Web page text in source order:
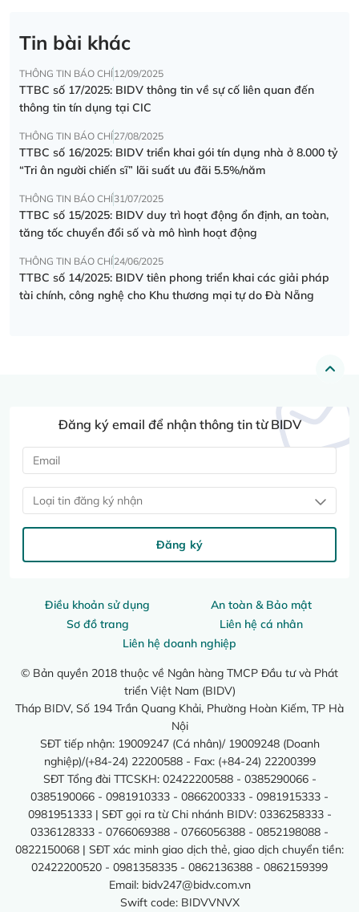
Tin bài khác
THÔNG TIN BÁO CHÍ12/09/2025
TTBC số 17/2025: BIDV thông tin về sự cố liên quan đến
thông tin tín dụng tại CIC
THÔNG TIN BÁO CHÍ27/08/2025
TTBC số 16/2025: BIDV triển khai gói tín dụng nhà ở 8.000 tỷ
“Tri ân người chiến sĩ” lãi suất ưu đãi 5.5%/năm
THÔNG TIN BÁO CHÍ31/07/2025
TTBC số 15/2025: BIDV duy trì hoạt động ổn định, an toàn,
tăng tốc chuyển đổi số và mô hình hoạt động
THÔNG TIN BÁO CHÍ24/06/2025
TTBC số 14/2025: BIDV tiên phong triển khai các giải pháp
tài chính, công nghệ cho Khu thương mại tự do Đà Nẵng
Điều khoản sử dụng
An toàn & Bảo mật
Sơ đồ trang
Liên hệ cá nhân
Liên hệ doanh nghiệp
© Bản quyền 2018 thuộc về Ngân hàng TMCP Đầu tư và Phát
triển Việt Nam (BIDV)
Tháp BIDV, Số 194 Trần Quang Khải, Phường Hoàn Kiếm, TP Hà
Nội
SĐT tiếp nhận: 19009247 (Cá nhân)/ 19009248 (Doanh
nghiệp)/(+84-24) 22200588 - Fax: (+84-24) 22200399
SĐT Tổng đài TTCSKH: 02422200588 - 0385290066 -
0385190066 - 0981910333 - 0866200333 - 0981915333 -
0981951333 | SĐT gọi ra từ Chi nhánh BIDV: 0336258333 -
0336128333 - 0766069388 - 0766056388 - 0852198088 -
0822150068 | SĐT xác minh giao dịch thẻ, giao dịch chuyển tiền:
02422200520 - 0981358335 - 0862136388 - 0862159399
Email: bidv247@bidv.com.vn
Swift code: BIDVVNVX
Đăng ký email để nhận thông tin từ BIDV
Loại tin đăng ký nhận
Đăng ký